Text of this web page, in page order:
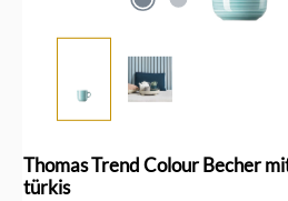
Thomas Trend Colour Becher
türkis